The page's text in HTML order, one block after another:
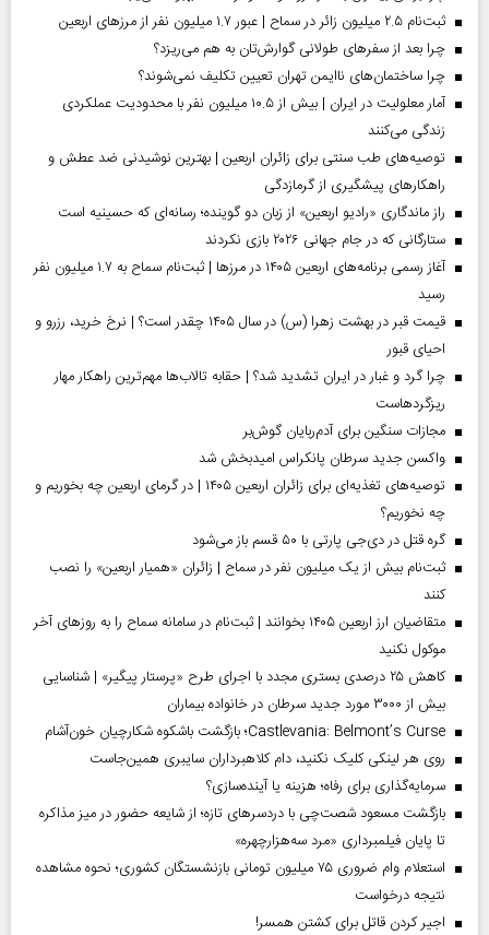
ثبت‌نام ۲.۵ میلیون زائر در سماح | عبور ۱.۷ میلیون نفر از مرز‌های اربعین
چرا بعد از سفرهای طولانی گوارش‌تان به هم می‌ریزد؟
چرا ساختمان‌های ناایمن تهران تعیین تکلیف نمی‌شوند؟
آمار معلولیت در ایران | بیش از ۱۰.۵ میلیون نفر با محدودیت عملکردی
زندگی می‌کنند
توصیه‌های طب سنتی برای زائران اربعین | بهترین نوشیدنی ضد عطش و
راهکارهای پیشگیری از گرمازدگی
راز ماندگاری «رادیو اربعین» از زبان دو گوینده؛ رسانه‌ای که حسینیه است
ستارگانی که در جام جهانی ۲۰۲۶ بازی نکردند
آغاز رسمی برنامه‌های اربعین ۱۴۰۵ در مرز‌ها | ثبت‌نام سماح به ۱.۷ میلیون نفر
رسید
قیمت قبر در بهشت زهرا (س) در سال ۱۴۰۵ چقدر است؟ | نرخ خرید، رزرو و
احیای قبور
چرا گرد و غبار در ایران تشدید شد؟ | حقابه تالاب‌ها مهم‌ترین راهکار مهار
ریزگردهاست
مجازات سنگین برای آدم‌ربایان گوش‌بر
واکسن جدید سرطان پانکراس امیدبخش شد
توصیه‌های تغذیه‌ای برای زائران اربعین ۱۴۰۵ | در گرمای اربعین چه بخوریم و
چه نخوریم؟
گره قتل در دی‌جی پارتی با ۵۰ قسم باز می‌شود
ثبت‌نام بیش از یک میلیون نفر در سماح | زائران «همیار اربعین» را نصب
کنند
متقاضیان ارز اربعین ۱۴۰۵ بخوانند | ثبت‌نام در سامانه سماح را به روز‌های آخر
موکول نکنید
کاهش ۲۵ درصدی بستری مجدد با اجرای طرح «پرستار پیگیر» | شناسایی
بیش از ۳۰۰۰ مورد جدید سرطان در خانواده بیماران
Castlevania: Belmont’s Curse؛ بازگشت باشکوه شکارچیان خون‌آشام
روی هر لینکی کلیک نکنید، دام کلاهبرداران سایبری همین‌جاست
سرمایه‌گذاری برای رفاه؛ هزینه یا آینده‌سازی؟
بازگشت مسعود شصت‌چی با دردسر‌های تازه؛ از شایعه حضور در میز مذاکره
تا پایان فیلمبرداری «مرد سه‌هزارچهره»
استعلام وام ضروری ۷۵ میلیون تومانی بازنشستگان کشوری؛ نحوه مشاهده
نتیجه درخواست
اجیر کردن قاتل برای کشتن همسر!